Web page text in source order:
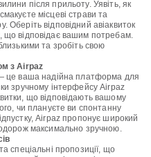
після прильоту. Уявіть, як
місцеві страви та
відповідний авіаквиток
відповідає вашим потребам.
та зробіть свою
з Airpaz
це ваша надійна платформа для
зручному інтерфейсу Airpaz
що відповідають вашому
чи плануєте ви спонтанну
Airpaz пропонує широкий
максимально зручною.
спеціальні пропозиції, що